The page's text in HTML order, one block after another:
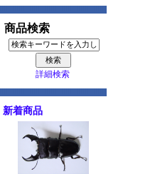
商品検索
詳細検索
新着商品